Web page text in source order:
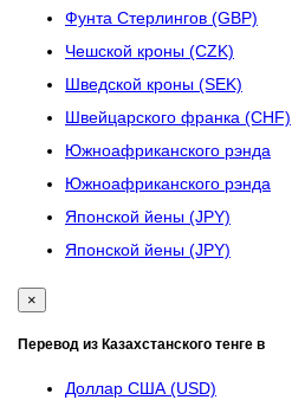
Фунта Стерлингов (GBP)
Чешской кроны (CZK)
Шведской кроны (SEK)
Швейцарского франка (CHF)
Южноафриканского рэнда
Южноафриканского рэнда
Японской йены (JPY)
Японской йены (JPY)
×
Перевод из Казахстанского тенге в
Доллар США (USD)